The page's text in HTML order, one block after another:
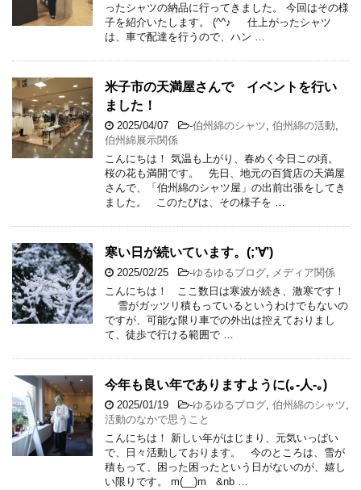
ったシャツの納品に行ってきました。 今回はその様
子を紹介いたします。 (^^♪ 仕上がったシャツ
は、車で配達を行うので、ハン …
米子市の天満屋さんで イベントを行い
ました！
2025/04/07 -伯州綿のシャツ, 伯州綿の活動,
伯州綿展示関係
こんにちは！ 気温も上がり、春めく今日この頃。
桜の花も満開です。 先日、地元の百貨店の天満屋
さんで、「伯州綿のシャツ屋」の出前出張をしてき
ました。 このたびは、その様子を …
寒い日が続いています。(;’∀’)
2025/02/25 -ゆるゆるブログ, メディア関係
こんにちは！ ここ数日は寒波が続き、激寒です！
雪がガッツリ積もっているというわけでもないの
ですが、可能な限り車での外出は控えておりまし
て、徒歩で行ける範囲で …
今年も良い年でありますように(｡-人-｡)
2025/01/19 -ゆるゆるブログ, 伯州綿のシャツ,
活動のなかで思うこと
こんにちは！ 新しい年がはじまり、元気いっぱい
で、日々活動しております。 今のところは、雪が
積もって、困った困ったという日がないのが、嬉し
い限りです。 m(__)m &nb …